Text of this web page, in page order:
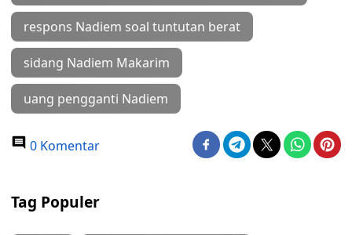
respons Nadiem soal tuntutan berat
sidang Nadiem Makarim
uang pengganti Nadiem
0 Komentar
Tag Populer